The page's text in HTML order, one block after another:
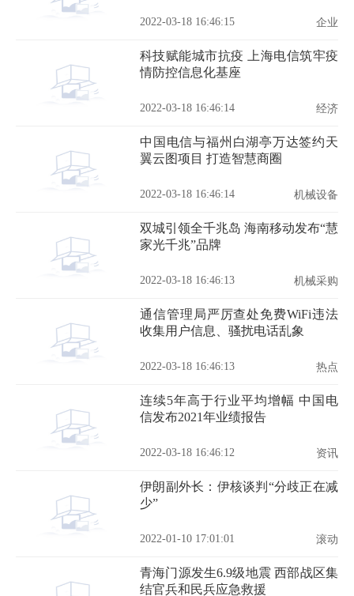
2022-03-18 16:46:15 企业
科技赋能城市抗疫 上海电信筑牢疫
情防控信息化基座
2022-03-18 16:46:14 经济
中国电信与福州白湖亭万达签约天
翼云图项目 打造智慧商圈
2022-03-18 16:46:14 机械设备
双城引领全千兆岛 海南移动发布“慧
家光千兆”品牌
2022-03-18 16:46:13 机械采购
通信管理局严厉查处免费WiFi违法
收集用户信息、骚扰电话乱象
2022-03-18 16:46:13 热点
连续5年高于行业平均增幅 中国电
信发布2021年业绩报告
2022-03-18 16:46:12 资讯
伊朗副外长：伊核谈判“分歧正在减
少”
2022-01-10 17:01:01 滚动
青海门源发生6.9级地震 西部战区集
结官兵和民兵应急救援